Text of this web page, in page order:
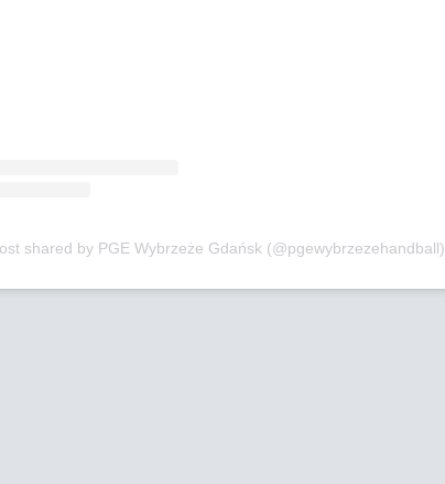
shared by PGE Wybrzeże Gdańsk (@pgewybrzezehandball)